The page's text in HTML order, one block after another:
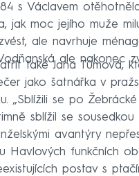
s Václavem
jak moc jejího muže
ale navrhuje
ale nakonec
také Jana Tůmová,
jako šatnářka v
„Sblížili se po
sblížil se sousedkou
avantýry
Havlových funkčních
postav s